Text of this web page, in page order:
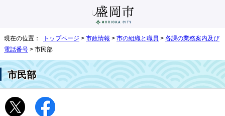
現在の位置： トップページ > 市政情報 > 市の組織と職員 > 各課の業務案内及び
電話番号 > 市民部
市民部